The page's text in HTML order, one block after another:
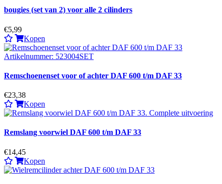
bougies (set van 2) voor alle 2 cilinders
€5,99
Kopen
Remschoenenset voor of achter DAF 600 t/m DAF 33
€23,38
Kopen
Remslang voorwiel DAF 600 t/m DAF 33
€14,45
Kopen